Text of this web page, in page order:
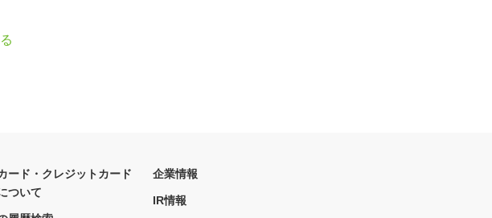
ード・クレジットカード
ついて
企業情報
IR情報